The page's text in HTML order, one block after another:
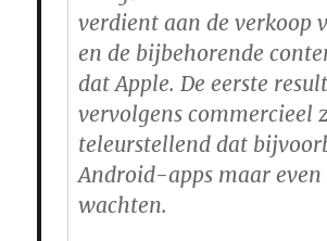
verdient aan de verkoop
en de bijbehorende
dat Apple. De eerste
vervolgens commercieel
teleurstellend dat
Android-apps maar even
wachten.